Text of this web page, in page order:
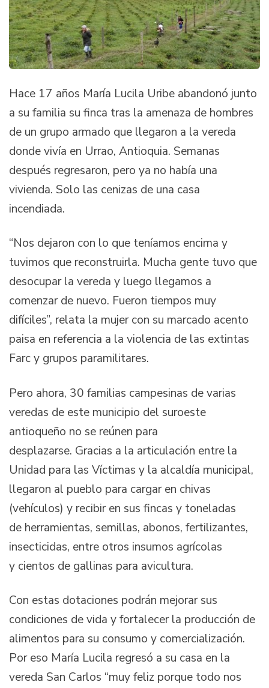
Hace 17 años María Lucila Uribe abandonó junto
a su familia su finca tras la amenaza de hombres
de un grupo armado que llegaron a la vereda
donde vivía en Urrao, Antioquia. Semanas
después regresaron, pero ya no había una
vivienda. Solo las cenizas de una casa
incendiada.
“Nos dejaron con lo que teníamos encima y
tuvimos que reconstruirla. Mucha gente tuvo que
desocupar la vereda y luego llegamos a
comenzar de nuevo. Fueron tiempos muy
difíciles”, relata la mujer con su marcado acento
paisa en referencia a la violencia de las extintas
Farc y grupos paramilitares.
Pero ahora, 30 familias campesinas de varias
veredas de este municipio del suroeste
antioqueño no se reúnen para
desplazarse. Gracias a la articulación entre la
Unidad para las Víctimas y la alcaldía municipal,
llegaron al pueblo para cargar en chivas
(vehículos) y recibir en sus fincas y toneladas
de herramientas, semillas, abonos, fertilizantes,
insecticidas, entre otros insumos agrícolas
y cientos de gallinas para avicultura.
Con estas dotaciones podrán mejorar sus
condiciones de vida y fortalecer la producción de
alimentos para su consumo y comercialización.
Por eso María Lucila regresó a su casa en la
vereda San Carlos “muy feliz porque todo nos